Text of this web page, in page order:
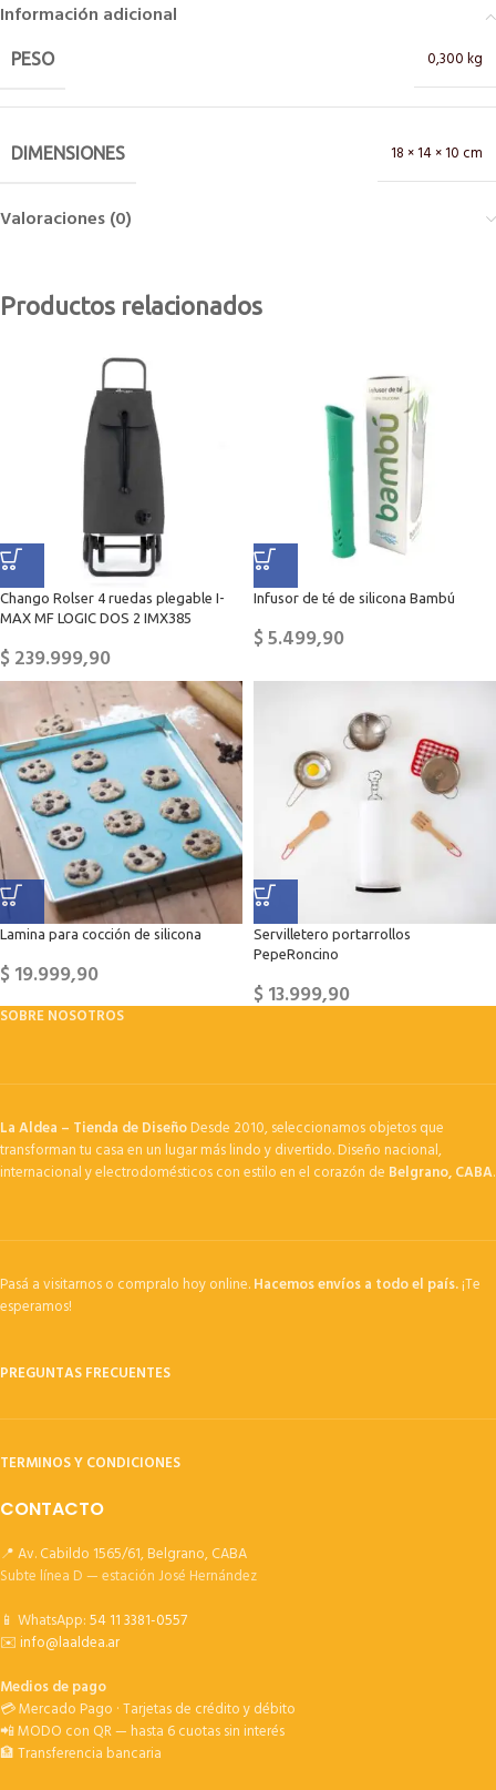
Información adicional
PESO 0,300 kg
DIMENSIONES 18 × 14 × 10 cm
Valoraciones (0)
Productos relacionados
Chango Rolser 4 ruedas plegable I-
MAX MF LOGIC DOS 2 IMX385
$239.999,90
Infusor de té de silicona Bambú
$5.499,90
Lamina para cocción de silicona
$19.999,90
Servilletero portarrollos
PepeRoncino
$13.999,90
SOBRE NOSOTROS
La Aldea – Tienda de DiseñoDesde 2010, seleccionamos objetos que
transforman tu casa en un lugar más lindo y divertido. Diseño nacional,
internacional y electrodomésticos con estilo en el corazón de Belgrano, CABA.
Pasá a visitarnos o compralo hoy online.Hacemos envíos a todo el país.¡Te
esperamos!
PREGUNTAS FRECUENTES
TERMINOS Y CONDICIONES
CONTACTO
📍 Av. Cabildo 1565/61, Belgrano, CABA
Subte línea D — estación José Hernández
📱 WhatsApp:54 11 3381-0557
✉️info@laaldea.ar
Medios de pago
💳 Mercado Pago · Tarjetas de crédito y débito
📲 MODO con QR — hasta 6 cuotas sin interés
🏦 Transferencia bancaria